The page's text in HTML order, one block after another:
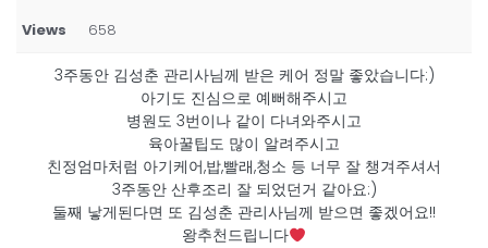
Views 658
3주동안 김성춘 관리사님께 받은 케어 정말 좋았습니다:)
아기도 진심으로 예뻐해주시고
병원도 3번이나 같이 다녀와주시고
육아꿀팁도 많이 알려주시고
친정엄마처럼 아기케어,밥,빨래,청소 등 너무 잘 챙겨주셔서
3주동안 산후조리 잘 되었던거 같아요:)
둘째 낳게된다면 또 김성춘 관리사님께 받으면 좋겠어요!!
왕추천드립니다